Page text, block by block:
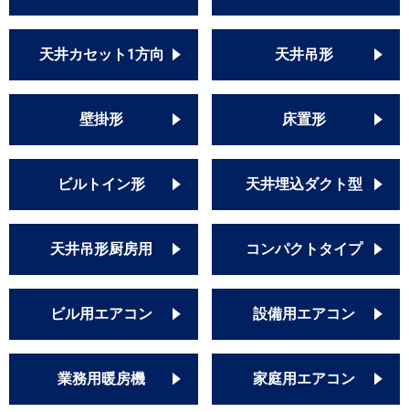
天井カセット1方向 天井吊形
壁掛形 床置形
ビルトイン形 天井埋込ダクト型
天井吊形厨房用 コンパクトタイプ
ビル用エアコン 設備用エアコン
業務用暖房機 家庭用エアコン